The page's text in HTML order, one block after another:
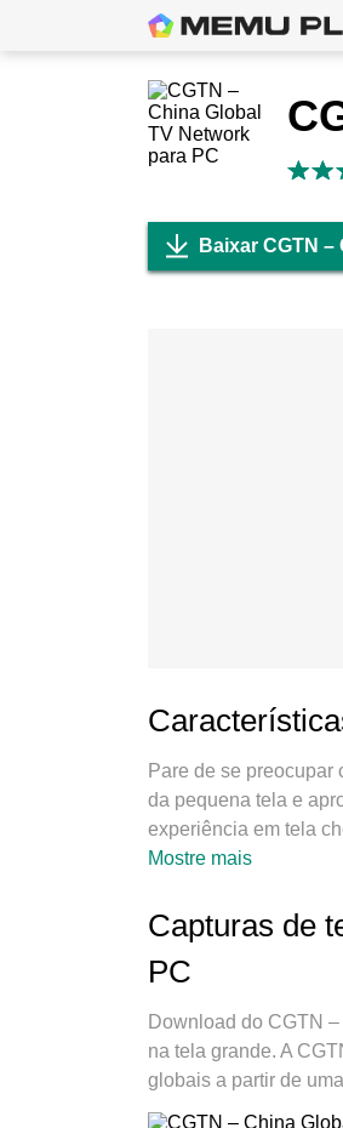
Baixar CGTN
Pare de se
da pequena tela e
experiência em tela
surpreendentes que
para usar CGTN –
gerenciador de multi-
importante, nosso
Mostre mais
Capturas de
PC
Download do CGTN
na tela grande. A
globais a partir de